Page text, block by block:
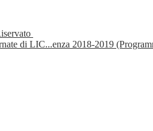
di LIC...enza 2018-2019